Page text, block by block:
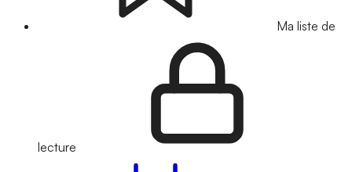
Ma liste de
lecture